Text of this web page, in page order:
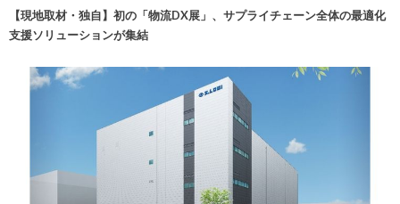
【現地取材・独自】初の「物流DX展」、サプライチェーン全体の最適化
支援ソリューションが集結